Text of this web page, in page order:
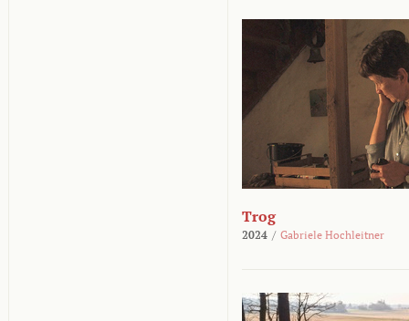
Trog
2024 / Gabriele Hochleitner